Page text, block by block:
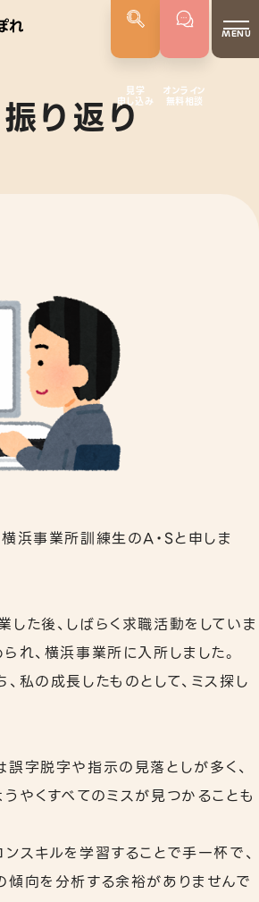
MENU
て
ス
ラム
見学
申し込み
オンライン
無料相談
り返り
浜事業所訓練生のA・Sと申しま
た後、しばらく求職活動をしていま
れ、横浜事業所に入所しました。
私の成長したものとして、ミス探し
字脱字や指示の見落としが多く、
やくすべてのミスが見つかることも
スキルを学習することで手一杯で、
傾向を分析する余裕がありませんで